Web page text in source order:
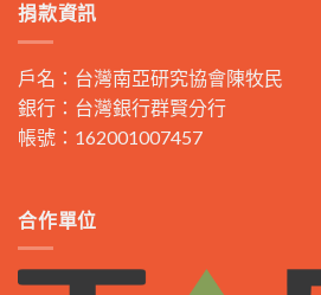
捐款資訊
戶名：台灣南亞研究協會陳牧民
銀行：台灣銀行群賢分行
帳號：162001007457
合作單位